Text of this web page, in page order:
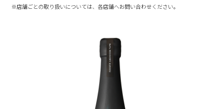
※店舗ごとの取り扱いについては、各店舗へお問い合わせください。